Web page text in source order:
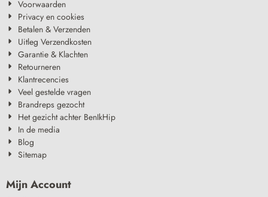
Voorwaarden
Privacy en cookies
Betalen & Verzenden
Uitleg Verzendkosten
Garantie & Klachten
Retourneren
Klantrecencies
Veel gestelde vragen
Brandreps gezocht
Het gezicht achter BenIkHip
In de media
Blog
Sitemap
Mijn Account